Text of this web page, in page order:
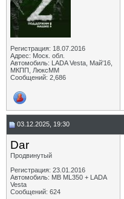
Регистрация: 18.07.2016
Адрес: Моск. обл.
Автомобиль: LADA Vesta, Май'16,
МКПП, ЛюксММ
Сообщений: 2,686
03.12.2025, 19:30
Dar
Продвинутый
Регистрация: 23.01.2016
Автомобиль: MB ML350 + LADA
Vesta
Сообщений: 624